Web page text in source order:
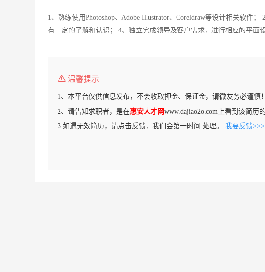
1、熟练使用Photoshop、Adobe Illustrator、Coreldraw等设计相关软件
有一定的了解和认识； 4、独立完成领导及客户需求，进行相应的平面
温馨提示
1、本平台仅供信息发布，不会收取押金、保证金，请微友务必谨慎！
2、请告知求职者，是在惠安人才网www.dajiao2o.com上看到该简历的
3.如遇无效简历，请点击反馈，我们会第一时间 处理。 我要反馈>>>